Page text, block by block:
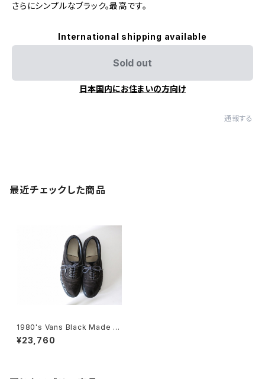
さらにシンプルなブラック。最高です。
International shipping available
Sold out
日本国内にお住まいの方向け
通報する
最近チェックした商品
1980's Vans Black Made in
USA
¥23,760